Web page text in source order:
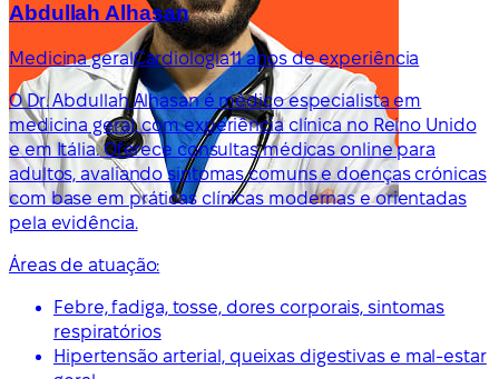
Abdullah Alhasan
Medicina geralCardiologia11 anos de experiência
O Dr. Abdullah Alhasan é médico especialista em
medicina geral, com experiência clínica no Reino Unido
e em Itália. Oferece consultas médicas online para
adultos, avaliando sintomas comuns e doenças crónicas
com base em práticas clínicas modernas e orientadas
pela evidência.
Áreas de atuação:
Febre, fadiga, tosse, dores corporais, sintomas
respiratórios
Hipertensão arterial, queixas digestivas e mal-estar